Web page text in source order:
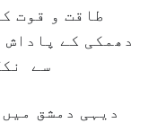
طاقت و قوت
دھمکی کے
سے
دیہی دمشق